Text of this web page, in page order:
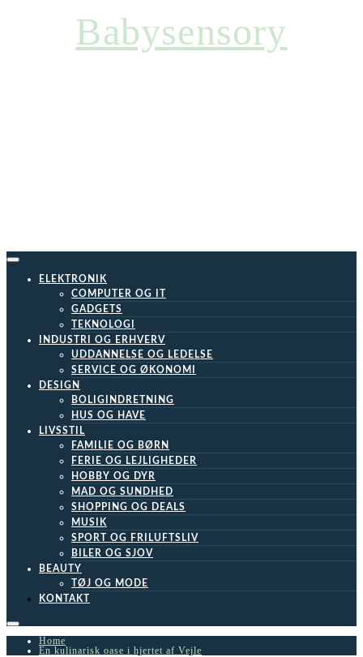
Babysensory
ELEKTRONIK
COMPUTER OG IT
GADGETS
TEKNOLOGI
INDUSTRI OG ERHVERV
UDDANNELSE OG LEDELSE
SERVICE OG ØKONOMI
DESIGN
BOLIGINDRETNING
HUS OG HAVE
LIVSSTIL
FAMILIE OG BØRN
FERIE OG LEJLIGHEDER
HOBBY OG DYR
MAD OG SUNDHED
SHOPPING OG DEALS
MUSIK
SPORT OG FRILUFTSLIV
BILER OG SJOV
BEAUTY
TØJ OG MODE
KONTAKT
Home
En kulinarisk oase i hjertet af Vejle